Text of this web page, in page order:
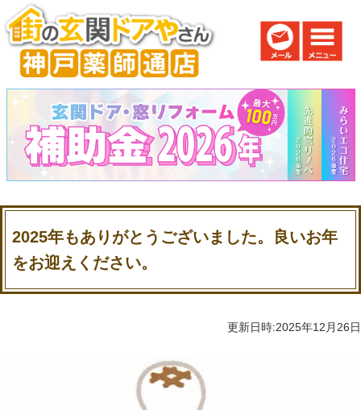
2025年もありがとうございました。良いお年
をお迎えください。
更新日時:2025年12月26日